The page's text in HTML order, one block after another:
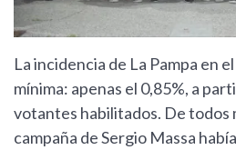
La incidencia de La Pampa en
mínima: apenas el 0,85%, a
votantes habilitados. De todos
campaña de Sergio Massa